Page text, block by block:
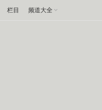
栏目 频道大全